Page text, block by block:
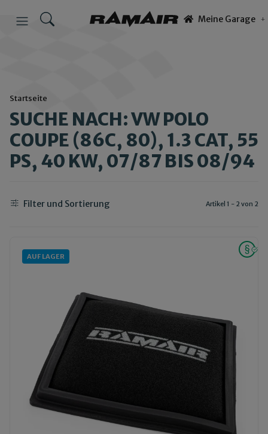
Meine Garage
Startseite
SUCHE NACH: VW POLO
COUPE (86C, 80), 1.3 CAT, 55
PS, 40 KW, 07/87 BIS 08/94
Filter und Sortierung Artikel 1 - 2 von 2
AUF LAGER